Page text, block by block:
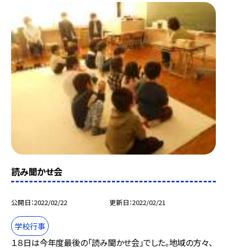
読み聞かせ会
公開日 2022/02/22 更新日 2022/02/21
学校行事
１８日は今年度最後の「読み聞かせ会」でした。地域の方々、